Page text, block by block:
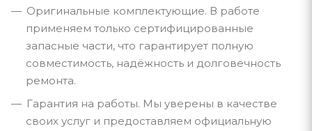
Оригинальные комплектующие. В работе
применяем только сертифицированные
запасные части, что гарантирует полную
совместимость, надёжность и долговечность
ремонта.
Гарантия на работы. Мы уверены в качестве
своих услуг и предоставляем официальную